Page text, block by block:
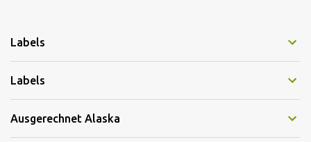
Labels
Labels
Ausgerechnet Alaska